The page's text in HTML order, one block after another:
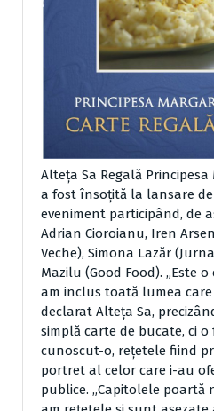
Alteţa Sa Regală
a fost însoţită la lansare
eveniment participând, de
Adrian Cioroianu, Iren
Veche), Simona Lazăr
Mazilu (Good Food). „Este
am inclus toată lumea care
declarat Alteţa Sa,
simplă carte de bucate, ci o
cunoscut-o, reţetele fiind
portret al celor care i-au
publice. „Capitolele poartă